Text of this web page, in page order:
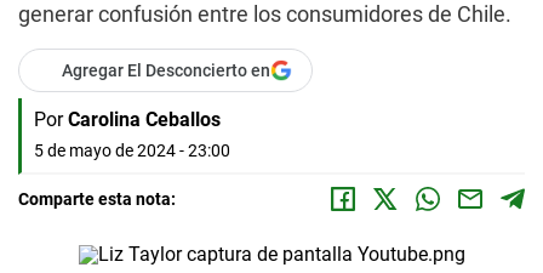
generar confusión entre los consumidores de Chile.
Agregar El Desconcierto en
Por Carolina Ceballos
5 de mayo de 2024 - 23:00
Comparte esta nota: